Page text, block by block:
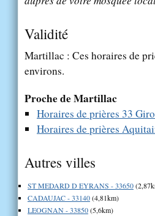
Validité
Martillac : Ces horaires de
environs.
Proche de Martillac
Horaires de prières 33
Horaires de prières
Autres villes
ST MEDARD D EYRANS - 33650
CADAUJAC - 33140(4,81km)
LEOGNAN - 33850(5,6km)